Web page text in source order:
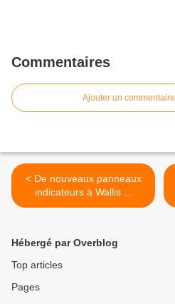
Commentaires
Ajouter un commentaire
< De nouveaux panneaux
indicateurs à Wallis ...
Hébergé par Overblog
Top articles
Pages